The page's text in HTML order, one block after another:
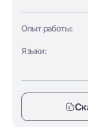
Опыт работы:
Языки: